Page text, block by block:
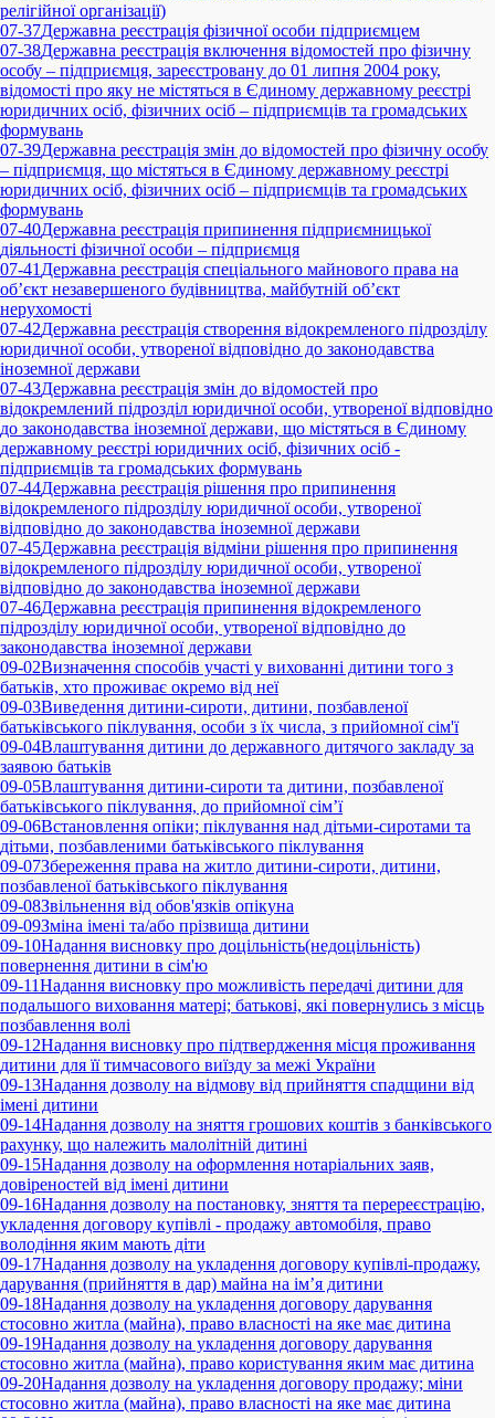
релігійної організації)
07-37Державна реєстрація фізичної особи підприємцем
07-38Державна реєстрація включення відомостей про фізичну
особу – підприємця, зареєстровану до 01 липня 2004 року,
відомості про яку не містяться в Єдиному державному реєстрі
юридичних осіб, фізичних осіб – підприємців та громадських
формувань
07-39Державна реєстрація змін до відомостей про фізичну особу
– підприємця, що містяться в Єдиному державному реєстрі
юридичних осіб, фізичних осіб – підприємців та громадських
формувань
07-40Державна реєстрація припинення підприємницької
діяльності фізичної особи – підприємця
07-41 Державна реєстрація спеціального майнового права на
об’єкт незавершеного будівництва, майбутній об’єкт
нерухомості
07-42Державна реєстрація створення відокремленого підрозділу
юридичної особи, утвореної відповідно до законодавства
іноземної держави
07-43Державна реєстрація змін до відомостей про
відокремлений підрозділ юридичної особи, утвореної відповідно
до законодавства іноземної держави, що містяться в Єдиному
державному реєстрі юридичних осіб, фізичних осіб -
підприємців та громадських формувань
07-44Державна реєстрація рішення про припинення
відокремленого підрозділу юридичної особи, утвореної
відповідно до законодавства іноземної держави
07-45Державна реєстрація відміни рішення про припинення
відокремленого підрозділу юридичної особи, утвореної
відповідно до законодавства іноземної держави
07-46Державна реєстрація припинення відокремленого
підрозділу юридичної особи, утвореної відповідно до
законодавства іноземної держави
09-02Визначення способів участі у вихованні дитини того з
батьків, хто проживає окремо від неї
09-03Виведення дитини-сироти, дитини, позбавленої
батьківського піклування, особи з їх числа, з прийомної сім'ї
09-04Влаштування дитини до державного дитячого закладу за
заявою батьків
09-05Влаштування дитини-сироти та дитини, позбавленої
батьківського піклування, до прийомної сім’ї
09-06Встановлення опіки; піклування над дітьми-сиротами та
дітьми, позбавленими батьківського піклування
09-07Збереження права на житло дитини-сироти, дитини,
позбавленої батьківського піклування
09-08Звільнення від обов'язків опікуна
09-09Змінa імені та/або прізвища дитини
09-10Надання висновку про доцільність(недоцільність)
повернення дитини в сім'ю
09-11Надання висновку про можливість передачі дитини для
подальшого виховання матері; батькові, які повернулись з місць
позбавлення волі
09-12Надання висновку про підтвердження місця проживання
дитини для її тимчасового виїзду за межі України
09-13Надання дозволу на відмову від прийняття спадщини від
імені дитини
09-14Надання дозволу на зняття грошових коштів з банківського
рахунку, що належить малолітній дитині
09-15Надання дозволу на оформлення нотаріальних заяв,
довіреностей від імені дитини
09-16Надання дозволу на постановку, зняття та перереєстрацію,
укладення договору купівлі - продажу автомобіля, право
володіння яким мають діти
09-17Надання дозволу на укладення договору купівлі-продажу,
дарування (прийняття в дар) майна на ім’я дитини
09-18Надання дозволу на укладення договору дарування
стосовно житла (майна), право власності на яке має дитина
09-19Надання дозволу на укладення договору дарування
стосовно житла (майна), право користування яким має дитина
09-20Надання дозволу на укладення договору продажу; міни
стосовно житла (майна), право власності на яке має дитина